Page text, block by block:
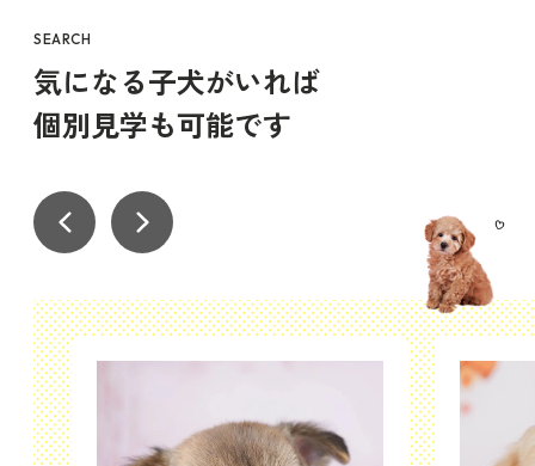
SEARCH
気になる子犬がいれば
個別見学も可能です